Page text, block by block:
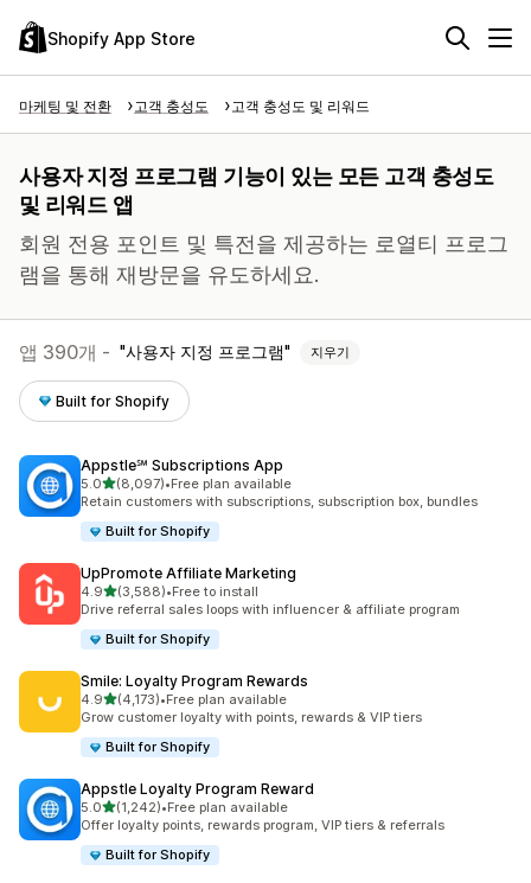
Shopify App Store
마케팅 및 전환 고객 충성도 고객 충성도 및 리워드
사용자 지정 프로그램 기능이 있는 모든 고객 충성도
및 리워드 앱
회원 전용 포인트 및 특전을 제공하는 로열티 프로그
램을 통해 재방문을 유도하세요.
앱 390개 - 사용자 지정 프로그램 지우기
Built for Shopify
Appstle℠ Subscriptions App
5.0별 5개 중
(8,097)
총 리뷰 8097개
•Free plan available
Retain customers with subscriptions, subscription box, bundles
Built for Shopify
UpPromote Affiliate Marketing
4.9별 5개 중
(3,588)
총 리뷰 3588개
•Free to install
Drive referral sales loops with influencer & affiliate program
Built for Shopify
Smile: Loyalty Program Rewards
4.9별 5개 중
(4,173)
총 리뷰 4173개
•Free plan available
Grow customer loyalty with points, rewards & VIP tiers
Built for Shopify
Appstle Loyalty Program Reward
5.0별 5개 중
(1,242)
총 리뷰 1242개
•Free plan available
Offer loyalty points, rewards program, VIP tiers & referrals
Built for Shopify